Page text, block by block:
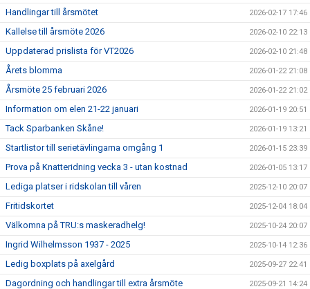
LEKTIONSPLANERING RIDSKOLA
Handlingar till årsmötet 2026-02-17 17:46
Kallelse till årsmöte 2026 2026-02-10 22:13
Uppdaterad prislista för VT2026 2026-02-10 21:48
Årets blomma 2026-01-22 21:08
Årsmöte 25 februari 2026 2026-01-22 21:02
Information om elen 21-22 januari 2026-01-19 20:51
Tack Sparbanken Skåne! 2026-01-19 13:21
Startlistor till serietävlingarna omgång 1 2026-01-15 23:39
Prova på Knatteridning vecka 3 - utan kostnad 2026-01-05 13:17
Lediga platser i ridskolan till våren 2025-12-10 20:07
Fritidskortet 2025-12-04 18:04
Välkomna på TRU:s maskeradhelg! 2025-10-24 20:07
Ingrid Wilhelmsson 1937 - 2025 2025-10-14 12:36
Ledig boxplats på axelgård 2025-09-27 22:41
Dagordning och handlingar till extra årsmöte 2025-09-21 14:24